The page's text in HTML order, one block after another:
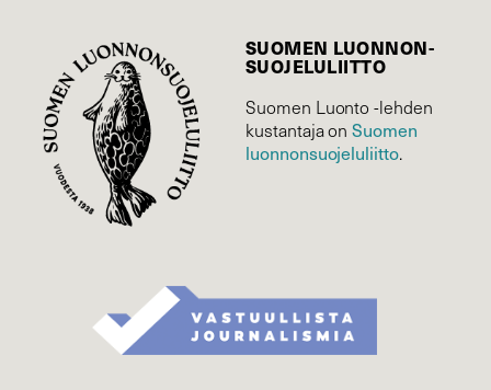
SUOMEN LUONNON­
SUOJELU­LIITTO
Suomen Luonto -lehden
kustantaja onSuomen
luonnonsuojelu­liitto.